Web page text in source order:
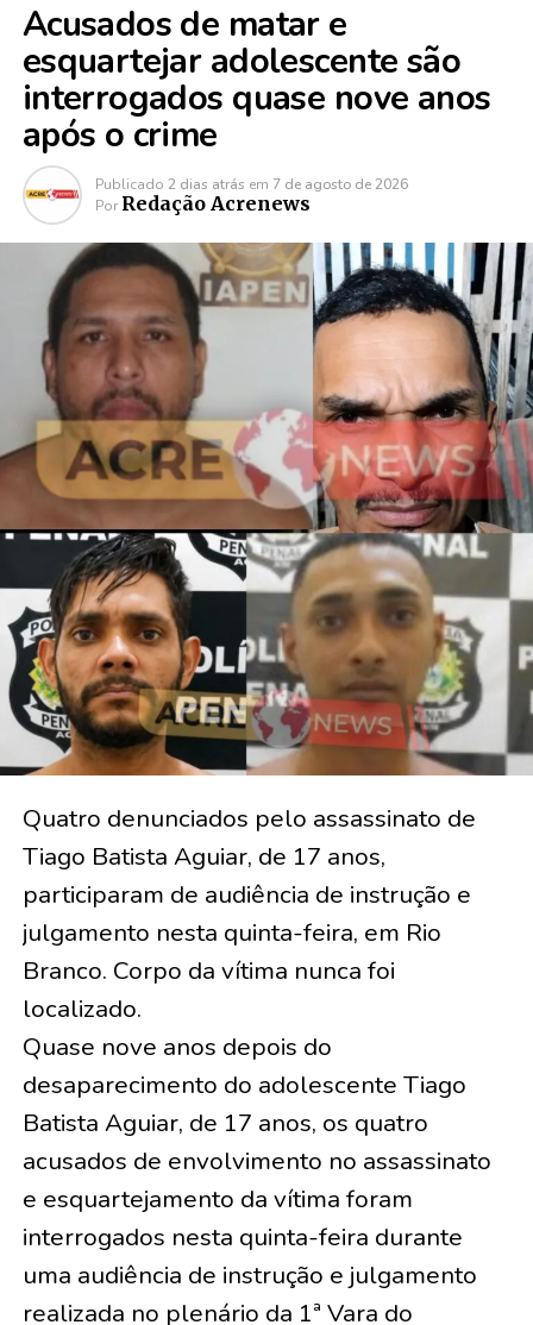
Acusados de matar e
esquartejar adolescente são
interrogados quase nove anos
após o crime
Publicado 2 dias atrás em 7 de agosto de 2026
Por Redação Acrenews
Quatro denunciados pelo assassinato de
Tiago Batista Aguiar, de 17 anos,
participaram de audiência de instrução e
julgamento nesta quinta-feira, em Rio
Branco. Corpo da vítima nunca foi
localizado.
Quase nove anos depois do
desaparecimento do adolescente Tiago
Batista Aguiar, de 17 anos, os quatro
acusados de envolvimento no assassinato
e esquartejamento da vítima foram
interrogados nesta quinta-feira durante
uma audiência de instrução e julgamento
realizada no plenário da 1ª Vara do